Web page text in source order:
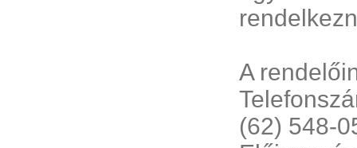
A
(62) 548-